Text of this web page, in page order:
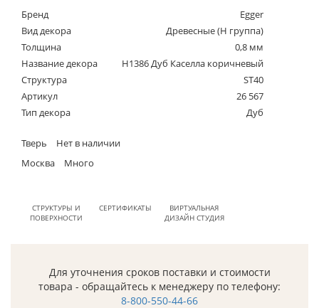
Бренд
Egger
Вид декора
Древесные (Н группа)
Толщина
0,8 мм
Название декора
H1386 Дуб Каселла коричневый
Структура
ST40
Артикул
26 567
Тип декора
Дуб
Тверь
Нет в наличии
Москва
Много
СТРУКТУРЫ И
ПОВЕРХНОСТИ
СЕРТИФИКАТЫ
ВИРТУАЛЬНАЯ
ДИЗАЙН СТУДИЯ
Для уточнения сроков поставки и стоимости
товара - обращайтесь к менеджеру по телефону:
8-800-550-44-66